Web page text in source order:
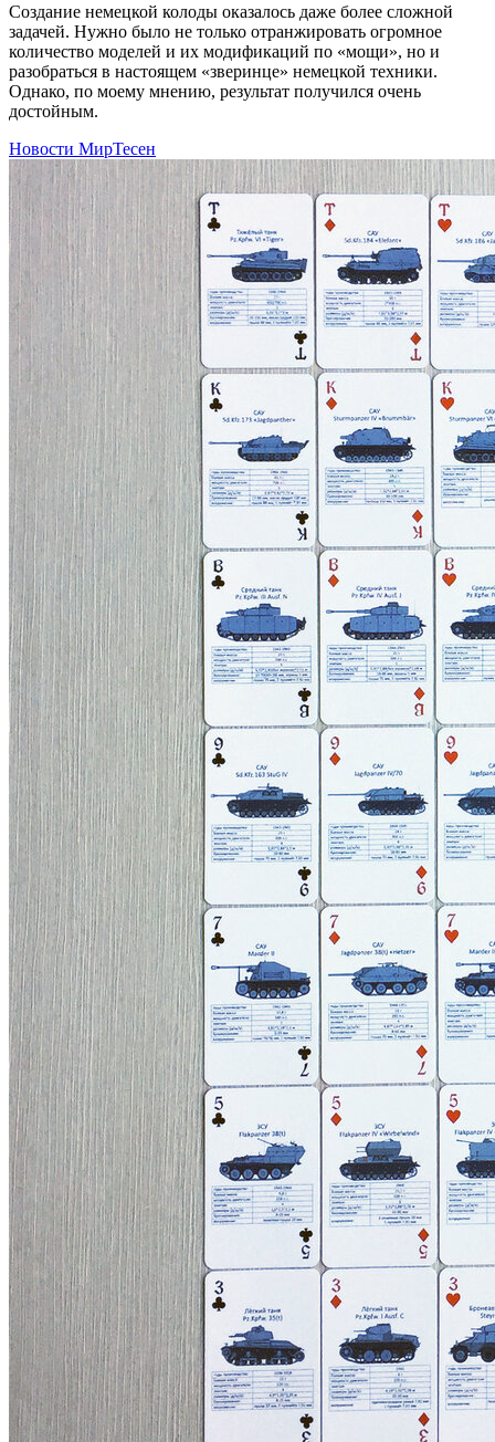
Создание немецкой колоды оказалось даже более сложной
задачей. Нужно было не только отранжировать огромное
количество моделей и их модификаций по «мощи», но и
разобраться в настоящем «зверинце» немецкой техники.
Однако, по моему мнению, результат получился очень
достойным.
Новости МирТесен